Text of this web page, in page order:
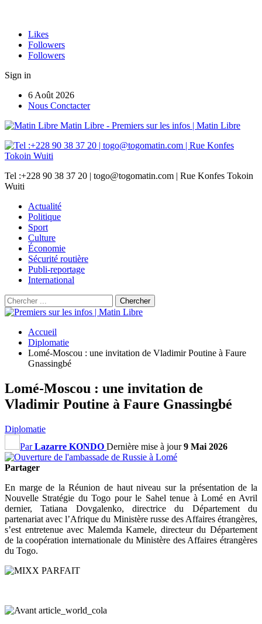
Likes
Followers
Followers
Sign in
6 Août 2026
Nous Conctacter
Matin Libre - Premiers sur les infos | Matin Libre
Tel :+228 90 38 37 20 | togo@togomatin.com | Rue Konfes Tokoin
Wuiti
Actualité
Politique
Sport
Culture
Économie
Sécurité routière
Publi-reportage
International
Accueil
Diplomatie
Lomé-Moscou : une invitation de Vladimir Poutine à Faure
Gnassingbé
Lomé-Moscou : une invitation de
Vladimir Poutine à Faure Gnassingbé
Diplomatie
ParLazarre KONDO Dernière mise à jour9 Mai 2026
Partager
En marge de la Réunion de haut niveau sur la présentation de la
Nouvelle Stratégie du Togo pour le Sahel tenue à Lomé en Avril
dernier, Tatiana Dovgalenko, directrice du Département du
partenariat avec l’Afrique du Ministère russe des Affaires étrangères,
s’est entretenue avec Malemda Kamele, directeur du Département
de la coopération internationale du Ministère des Affaires étrangères
du Togo.